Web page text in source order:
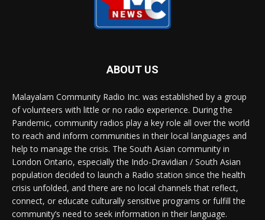
ABOUT US
Malayalam Community Radio Inc. was established by a group
of volunteers with little or no radio experience. During the
Pandemic, community radios play a key role all over the world
to reach and inform communities in their local languages and
help to manage the crisis. The South Asian community in
London Ontario, especially the Indo-Dravidian / South Asian
population decided to launch a Radio station since the health
crisis unfolded, and there are no local channels that reflect,
connect, or educate culturally sensitive programs or fulfill the
community’s need to seek information in their language.